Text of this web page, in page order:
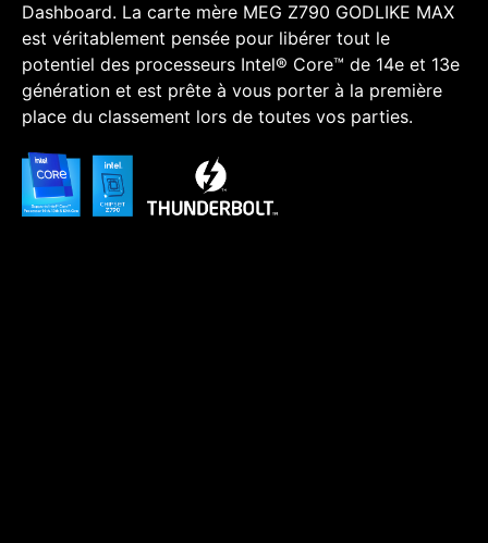
Dashboard. La carte mère MEG Z790 GODLIKE MAX
est véritablement pensée pour libérer tout le
potentiel des processeurs Intel® Core™ de 14e et 13e
génération et est prête à vous porter à la première
place du classement lors de toutes vos parties.